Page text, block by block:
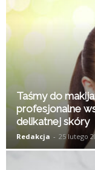
Taśmy do
profesjonalne
delikatnej skóry
Redakcja - 25 lutego